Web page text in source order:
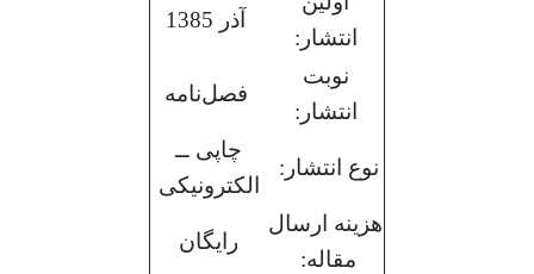
انتشار:
آذر 1385
نوبت
انتشار:
فصل‌نامه
نوع انتشار:
چاپی ــ
الکترونیکی
هزینه ارسال
مقاله:
رایگان